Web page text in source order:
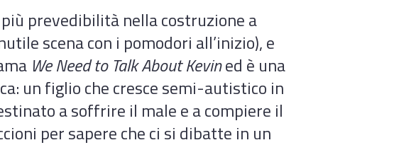
prevedibilità nella costruzione a
scena con i pomodori all’inizio), e
We Need to Talk About Kevined è una
un figlio che cresce semi-autistico in
a soffrire il male e a compiere il
per sapere che ci si dibatte in un